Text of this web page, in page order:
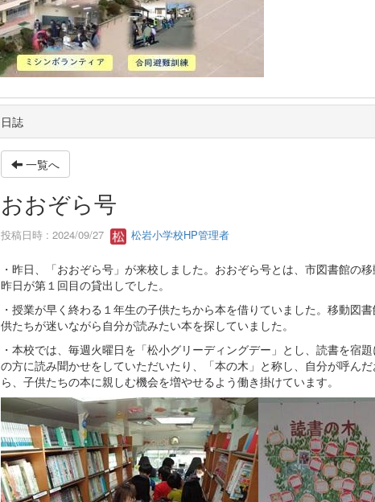
日誌
一覧へ
おおぞら号
投稿日時 : 2024/09/27 松岩小学校HP管理者
・昨日、「おおぞら号」が来校しました。おおぞら号とは、市図書館の
昨日が第１回目の貸出しでした。
・授業が早く終わる１年生の子供たちから本を借りていました。移動図
供たちが迷いながら自分が読みたい本を探していました。
・本校では、毎週火曜日を「松小グリーディングデー」とし、読書を宿
の方に読み聞かせをしていただいたり、「本の木」と称し、自分が呼ん
ら、子供たちの本に親しむ機会を増やせるよう働き掛けています。